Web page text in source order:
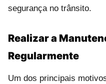
segurança no trânsito.
Realizar a
Regularmente
Um dos principais